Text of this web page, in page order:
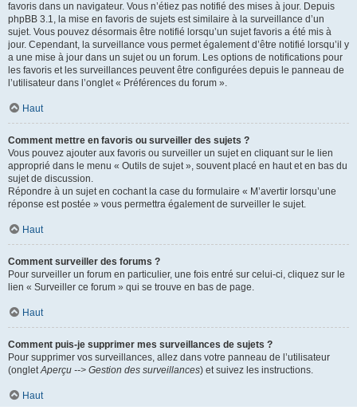
favoris dans un navigateur. Vous n’étiez pas notifié des mises à jour. Depuis
phpBB 3.1, la mise en favoris de sujets est similaire à la surveillance d’un
sujet. Vous pouvez désormais être notifié lorsqu’un sujet favoris a été mis à
jour. Cependant, la surveillance vous permet également d’être notifié lorsqu’il y
a une mise à jour dans un sujet ou un forum. Les options de notifications pour
les favoris et les surveillances peuvent être configurées depuis le panneau de
l’utilisateur dans l’onglet « Préférences du forum ».
Haut
Comment mettre en favoris ou surveiller des sujets ?
Vous pouvez ajouter aux favoris ou surveiller un sujet en cliquant sur le lien
approprié dans le menu « Outils de sujet », souvent placé en haut et en bas du
sujet de discussion.
Répondre à un sujet en cochant la case du formulaire « M’avertir lorsqu’une
réponse est postée » vous permettra également de surveiller le sujet.
Haut
Comment surveiller des forums ?
Pour surveiller un forum en particulier, une fois entré sur celui-ci, cliquez sur le
lien « Surveiller ce forum » qui se trouve en bas de page.
Haut
Comment puis-je supprimer mes surveillances de sujets ?
Pour supprimer vos surveillances, allez dans votre panneau de l’utilisateur
(ongletAperçu --> Gestion des surveillances) et suivez les instructions.
Haut